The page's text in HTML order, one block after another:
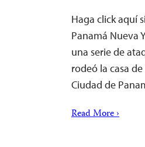
Haga click aquí
Panamá Nueva
una serie de
rodeó la casa
Ciudad de
Read More ›